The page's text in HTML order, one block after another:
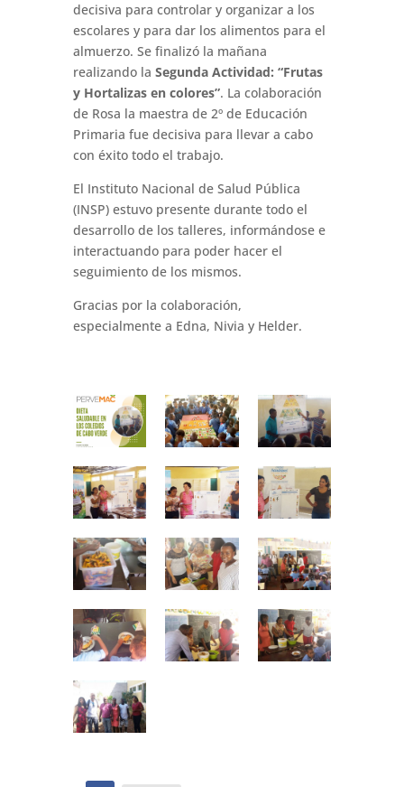
decisiva para controlar y organizar a los
escolares y para dar los alimentos para el
almuerzo. Se finalizó la mañana
realizando la Segunda Actividad: “Frutas
y Hortalizas en colores”. La colaboración
de Rosa la maestra de 2º de Educación
Primaria fue decisiva para llevar a cabo
con éxito todo el trabajo.
El Instituto Nacional de Salud Pública
(INSP) estuvo presente durante todo el
desarrollo de los talleres, informándose e
interactuando para poder hacer el
seguimiento de los mismos.
Gracias por la colaboración,
especialmente a Edna, Nivia y Helder.